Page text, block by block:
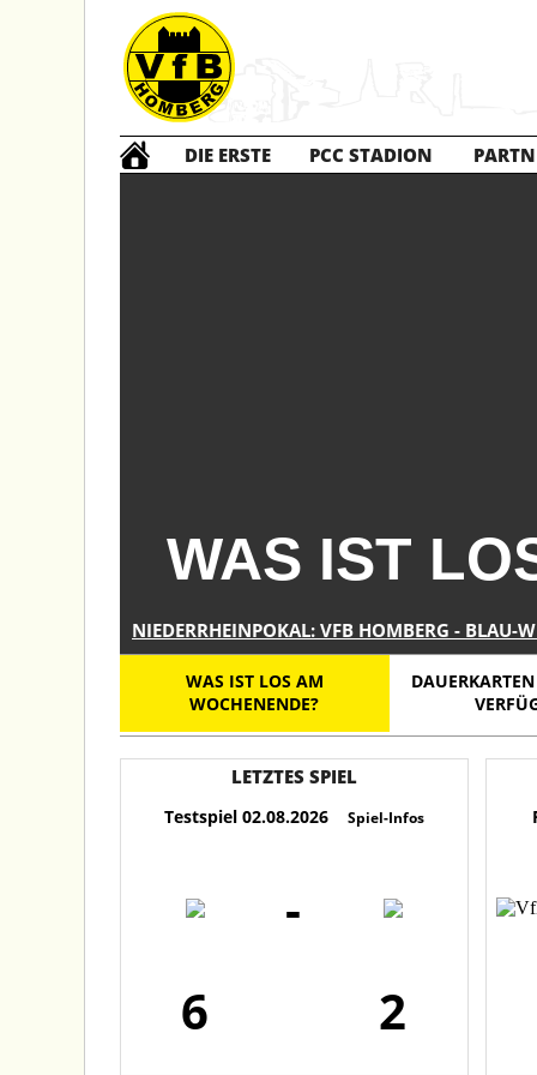
DIE ERSTE PCC STADION
WAS IST
NIEDERRHEINPOKAL: VFB HOMBERG - BLAU-
WAS IST LOS AM
WOCHENENDE?
LETZTES SPIEL
Testspiel 02.08.2026 Spiel-Infos
-
6
2